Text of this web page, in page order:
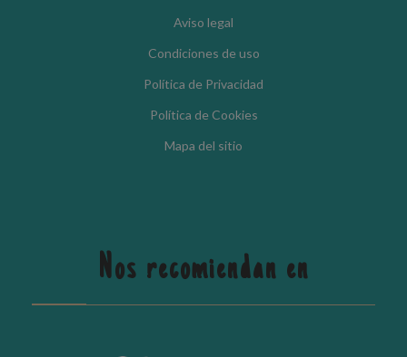
Aviso legal
Condiciones de uso
Política de Privacidad
Política de Cookies
Mapa del sitio
Nos recomiendan en